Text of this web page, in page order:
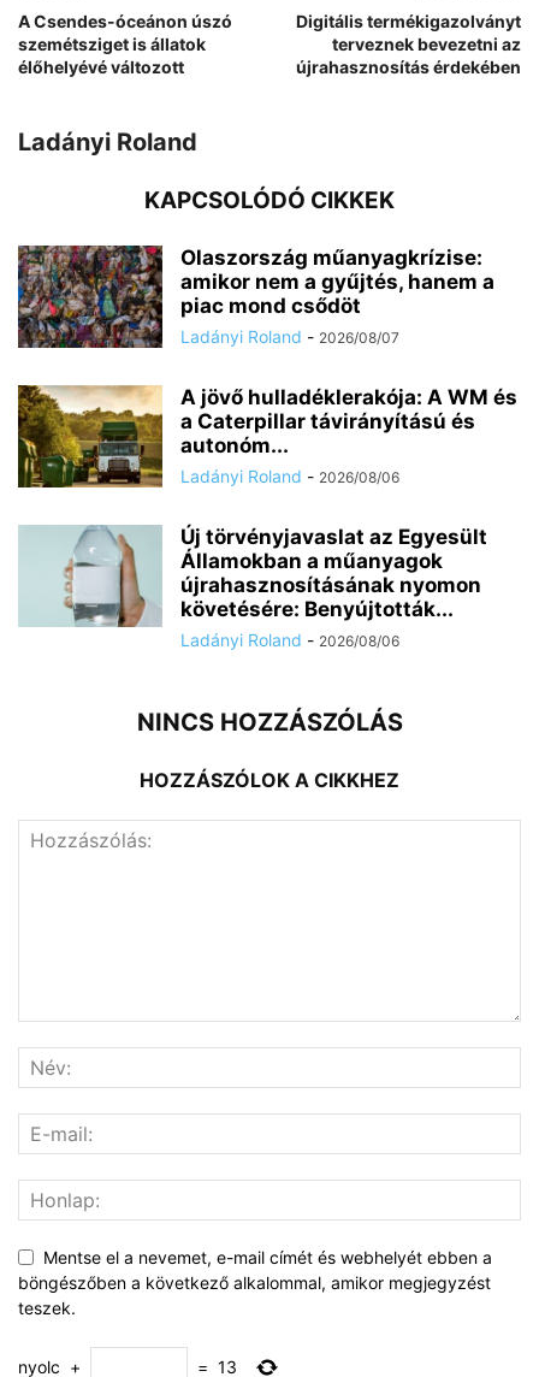
A Csendes-óceánon úszó
szemétsziget is állatok
élőhelyévé változott
Digitális termékigazolványt
terveznek bevezetni az
újrahasznosítás érdekében
Ladányi Roland
KAPCSOLÓDÓ CIKKEK
Olaszország műanyagkrízise:
amikor nem a gyűjtés, hanem a
piac mond csődöt
Ladányi Roland - 2026/08/07
A jövő hulladéklerakója: A WM és
a Caterpillar távirányítású és
autonóm...
Ladányi Roland - 2026/08/06
Új törvényjavaslat az Egyesült
Államokban a műanyagok
újrahasznosításának nyomon
követésére: Benyújtották...
Ladányi Roland - 2026/08/06
NINCS HOZZÁSZÓLÁS
HOZZÁSZÓLOK A CIKKHEZ
Mentse el a nevemet, e-mail címét és webhelyét ebben a
böngészőben a következő alkalommal, amikor megjegyzést
teszek.
nyolc + = 13